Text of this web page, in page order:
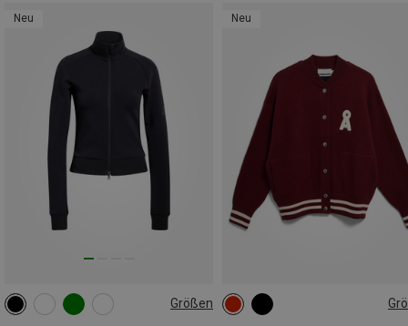
Neu
Größen
XS M
Neu
XS S